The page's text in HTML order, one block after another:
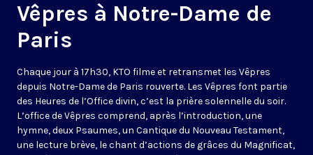
Vêpres à Notre-Dame de
Paris
Chaque jour à 17h30, KTO filme et retransmet les Vêpres
depuis Notre-Dame de Paris rouverte. Les Vêpres font partie
des Heures de l’Office divin, c’est la prière solennelle du soir.
L’office de Vêpres comprend, après l’introduction, une
hymne, deux Psaumes, un Cantique du Nouveau Testament,
une lecture brève, le chant d’actions de grâces du Magnificat,